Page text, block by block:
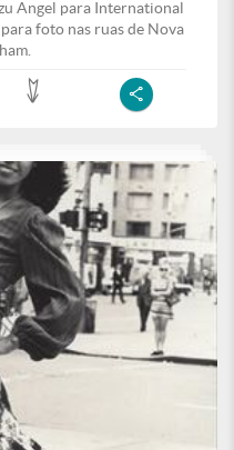
Angel para International
foto nas ruas de Nova